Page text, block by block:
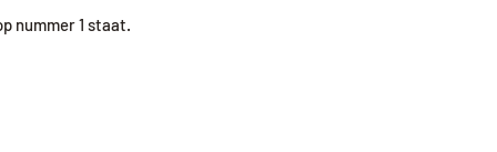
nummer 1 staat.